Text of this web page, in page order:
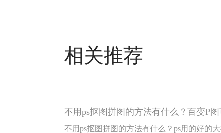
相关推荐
不用ps抠图拼图的方法有什么？百变P
不用ps抠图拼图的方法有什么？ps用的好的